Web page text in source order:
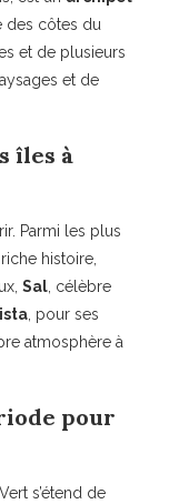
des côtes du
et de plusieurs
et de
îles à
Parmi les plus
histoire,
Sal, célèbre
, pour ses
atmosphère à
pour
s’étend de